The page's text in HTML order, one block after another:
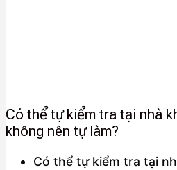
Có thể tự kiểm tra tại nhà
không nên tự làm?
Có thể tự kiểm tra tại